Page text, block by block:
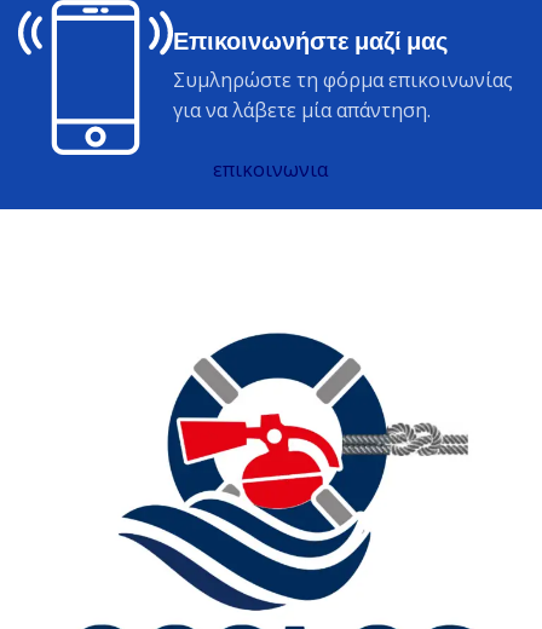
Επικοινωνήστε μαζί μας
Συμληρώστε τη φόρμα επικοινωνίας
για να λάβετε μία απάντηση.
επικοινωνια